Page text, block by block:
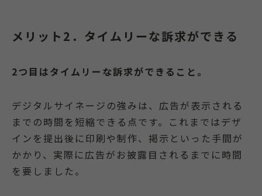
メリット2．タイムリーな訴求ができる
2つ目はタイムリーな訴求ができること。
デジタルサイネージの強みは、広告が表示される
までの時間を短縮できる点です。これまではデザ
インを提出後に印刷や制作、掲示といった手間が
かかり、実際に広告がお披露目されるまでに時間
を要しました。